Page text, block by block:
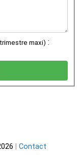
maxi) :
Contact